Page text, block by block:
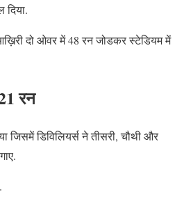
दिया.
दो ओवर में 48 रन जोडकर स्टेडियम में
रन
जिसमें डिविलियर्स ने तीसरी, चौथी और